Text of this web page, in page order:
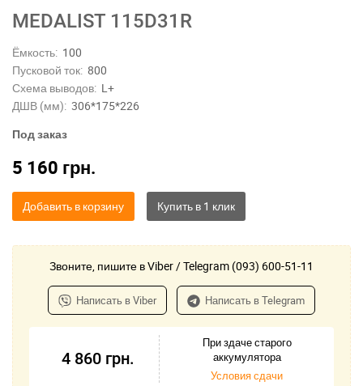
MEDALIST 115D31R
Ёмкость: 100
Пусковой ток: 800
Схема выводов: L+
ДШВ (мм): 306*175*226
Под заказ
5 160 грн.
Добавить в корзину
Звоните, пишите в Viber / Telegram (093) 600-51-11
Написать в Viber Написать в Telegram
4 860 грн.
При здаче старого
аккумулятора
Условия сдачи